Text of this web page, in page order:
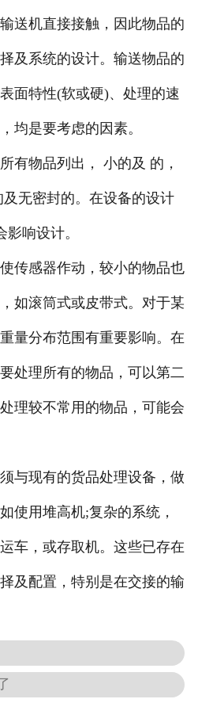
送机直接接触，因此物品的
及系统的设计。输送物品的
面特性(软或硬)、处理的速
均是要考虑的因素。
有物品列出， 小的及 的，
无密封的。在设备的设计
响设计。
传感器作动，较小的物品也
如滚筒式或皮带式。对于某
量分布范围有重要影响。在
处理所有的物品，可以第二
理较不常用的物品，可能会
与现有的货品处理设备，做
使用堆高机;复杂的系统，
车，或存取机。这些已存在
及配置，特别是在交接的输